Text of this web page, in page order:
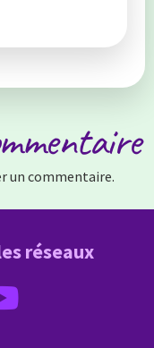
un commentaire.
réseaux